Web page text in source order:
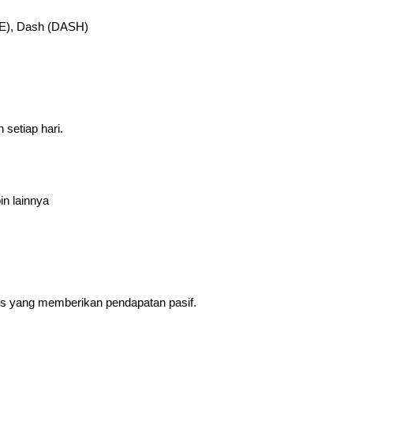
Dash (DASH)
setiap hari.
lainnya
yang memberikan pendapatan pasif.